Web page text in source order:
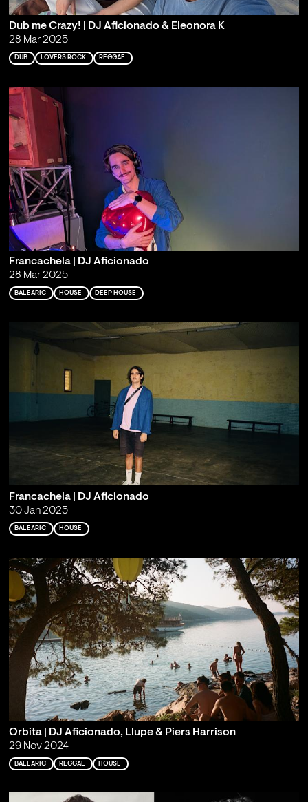
Dub me Crazy! | DJ Aficionado & Eleonora K
28 Mar 2025
DUB LOVERS ROCK REGGAE
Francachela | DJ Aficionado
28 Mar 2025
BALEARIC HOUSE DEEP HOUSE
Francachela | DJ Aficionado
30 Jan 2025
BALEARIC HOUSE
Orbita | DJ Aficionado, Llupe & Piers Harrison
29 Nov 2024
BALEARIC REGGAE HOUSE